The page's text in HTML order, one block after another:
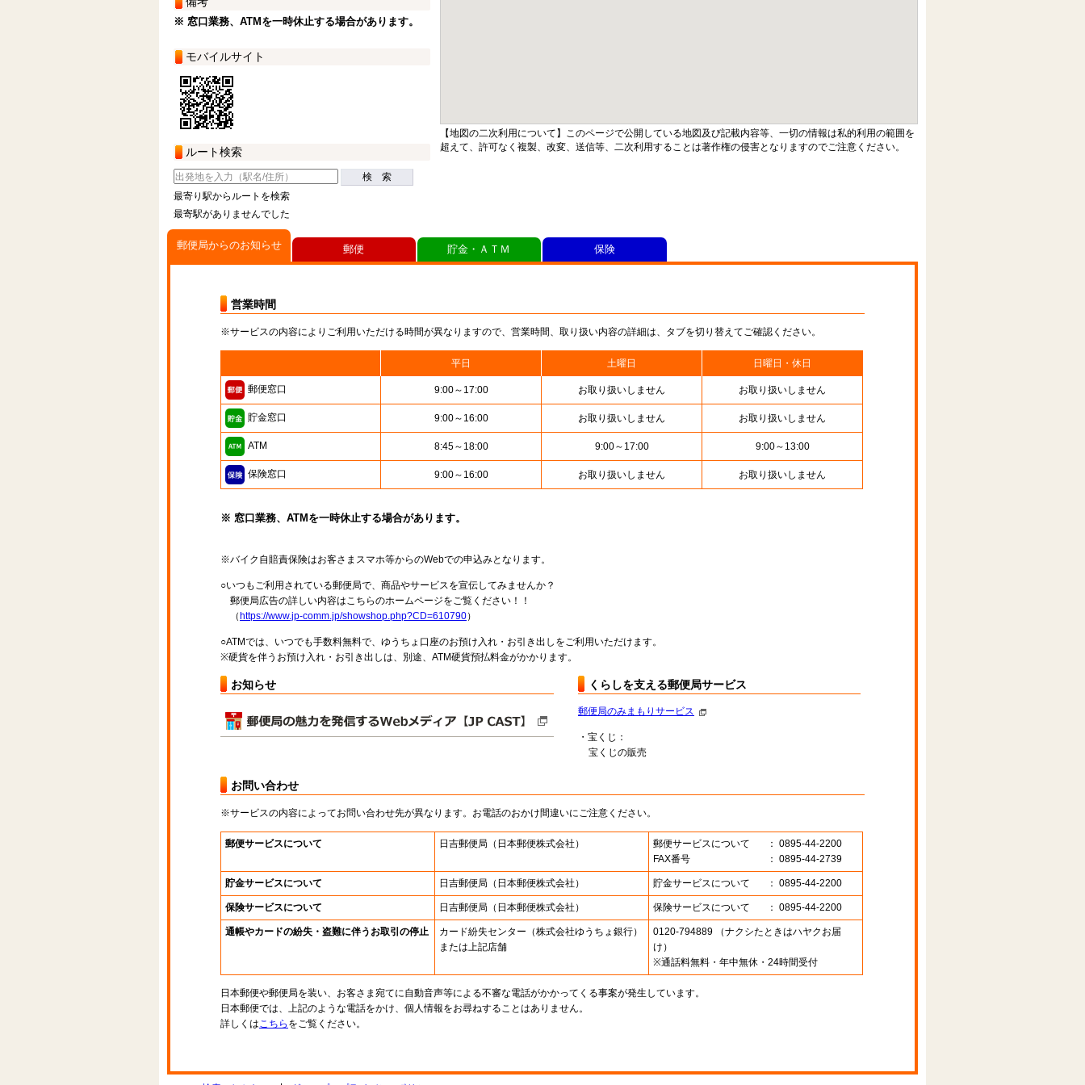
※ 窓口業務、ATMを一時休止する場合があります。
モバイルサイト
ルート検索
検 索
最寄り駅からルートを検索
最寄駅がありませんでした
【地図の二次利用について】このページで公開している地図及び記載内容等、一切の情報は私的利用の範囲を
超えて、許可なく複製、改変、送信等、二次利用することは著作権の侵害となりますのでご注意ください。
郵便局からのお知らせ
営業時間
※サービスの内容によりご利用いただける時間が異なりますので、営業時間、取り扱い内容の詳細は、タブを切り替えてご確認ください。
平日 土曜日 日曜日・休日
郵便窓口 9:00～17:00 お取り扱いしません お取り扱いしません
貯金窓口 9:00～16:00 お取り扱いしません お取り扱いしません
ATM 8:45～18:00 9:00～17:00 9:00～13:00
保険窓口 9:00～16:00 お取り扱いしません お取り扱いしません
※ 窓口業務、ATMを一時休止する場合があります。
※バイク自賠責保険はお客さまスマホ等からのWebでの申込みとなります。
○いつもご利用されている郵便局で、商品やサービスを宣伝してみませんか？
郵便局広告の詳しい内容はこちらのホームページをご覧ください！！
（ https://www.jp-comm.jp/showshop.php?CD=610790）
○ATMでは、いつでも手数料無料で、ゆうちょ口座のお預け入れ・お引き出しをご利用いただけます。
※硬貨を伴うお預け入れ・お引き出しは、別途、ATM硬貨預払料金がかかります。
お知らせ くらしを支える郵便局サービス
郵便局のみまもりサービス
・宝くじ：
宝くじの販売
お問い合わせ
※サービスの内容によってお問い合わせ先が異なります。お電話のおかけ間違いにご注意ください。
郵便サービスについて 日吉郵便局 （日本郵便株式会社） 郵便サービスについて
： 0895-44-2200
FAX番号
： 0895-44-2739
貯金サービスについて 日吉郵便局 （日本郵便株式会社） 貯金サービスについて ： 0895-44-2200
保険サービスについて 日吉郵便局 （日本郵便株式会社） 保険サービスについて ： 0895-44-2200
通帳やカードの紛失・盗難に伴うお取引の停止 カード紛失センター （株式会社ゆうちょ銀行）
または上記店舗
0120-794889 （ナクシたときはハヤクお届
け）
※通話料無料・年中無休・24時間受付
日本郵便や郵便局を装い、お客さま宛てに自動音声等による不審な電話がかかってくる事案が発生しています。
日本郵便では、上記のような電話をかけ、個人情報をお尋ねすることはありません。
詳しくはこちら をご覧ください。
郵便 貯金・ＡＴＭ 保険